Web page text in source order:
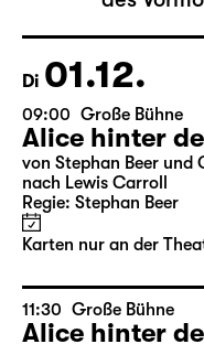
Der
des
Di 01.12.
09:00 Große Bühne
Alice hinter
von Stephan Beer und
Regie: Stephan Beer
Karten nur an der